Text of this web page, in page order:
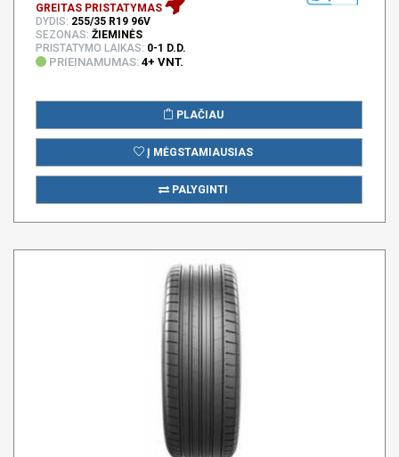
GREITAS PRISTATYMAS
DYDIS: 255/35 R19 96V
SEZONAS: ŽIEMINĖS
PRISTATYMO LAIKAS: 0-1 D.D.
PRIEINAMUMAS: 4+ VNT.
PLAČIAU
Į MĖGSTAMIAUSIAS
PALYGINTI